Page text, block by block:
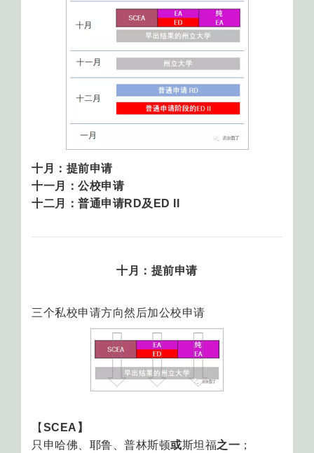
十月：提前申请
十一月：公校申请
十二月：普通申请RD及ED II
十月：提前申请
三个私校申请方向然后加公校申请
【 SCEA】
只申哈佛、耶鲁、普林斯顿或斯坦福之一 ；